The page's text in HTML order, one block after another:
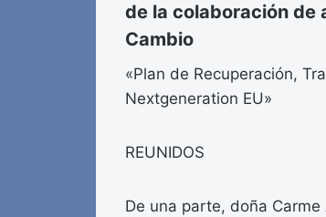
de la colaboración de
Cambio
«Plan de Recuperación,
Nextgeneration EU»
REUNIDOS
De una parte, doña